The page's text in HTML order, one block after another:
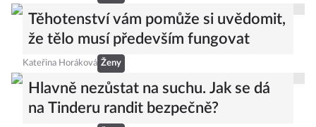
Těhotenství vám pomůže si uvědomit,
že tělo musí především fungovat
Kateřina Horáková Ženy
Hlavně nezůstat na suchu. Jak se dá
na Tinderu randit bezpečně?